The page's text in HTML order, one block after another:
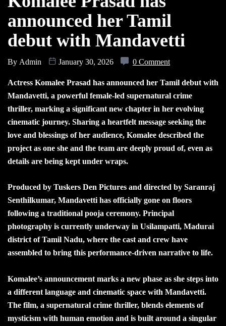
announced her Tamil
debut with Mandavetti
By Admin January 30, 2026 0 Comment
Actress Komalee Prasad has announced her Tamil debut with
Mandavetti, a powerful female-led supernatural crime
thriller, marking a significant new chapter in her evolving
cinematic journey. Sharing a heartfelt message seeking the
love and blessings of her audience, Komalee described the
project as one she and the team are deeply proud of, even as
details are being kept under wraps.
Produced by Tuskers Den Pictures and directed by Saranraj
Senthilkumar, Mandavetti has officially gone on floors
following a traditional pooja ceremony. Principal
photography is currently underway in Usilampatti, Madurai
district of Tamil Nadu, where the cast and crew have
assembled to bring this performance-driven narrative to life.
Komalee’s announcement marks a new phase as she steps into
a different language and cinematic space with Mandavetti.
The film, a supernatural crime thriller, blends elements of
mysticism with human emotion and is built around a singular